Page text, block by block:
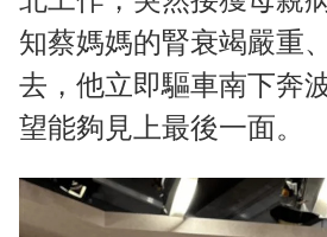
知蔡媽媽的腎衰竭嚴重
去，他立即驅車南下奔
望能夠見上最後一面。